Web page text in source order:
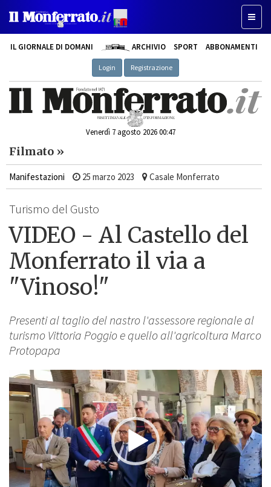
IL GIORNALE DI DOMANI ARCHIVIO SPORT ABBONAMENTI
Login Registrazione
Venerdì 7 agosto 2026 00:47
Filmato »
Manifestazioni 25 marzo 2023 Casale Monferrato
Turismo del Gusto
VIDEO - Al Castello del
Monferrato il via a
"Vinoso!"
Presenti al taglio del nastro l'assessore regionale al
turismo Vittoria Poggio e quello all'agricoltura Marco
Protopapa
Lettore
Video